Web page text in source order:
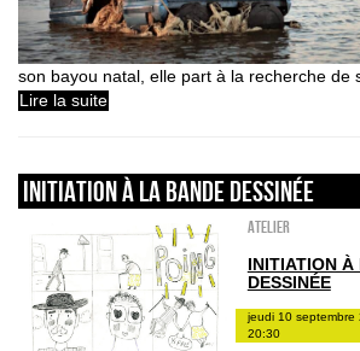
son bayou natal, elle part à la recherche de
Lire la suite
INITIATION À LA BANDE DESSINÉE
Atelier
INITIATION À
DESSINÉE
jeudi 10 septembre
20:30